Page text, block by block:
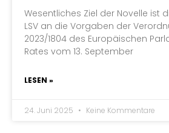
Wesentliches Ziel der Novelle ist
LSV an die Vorgaben der
2023/1804 des Europäischen
Rates vom 13. September
LESEN »
24. Juni 2025 Keine Kommentare